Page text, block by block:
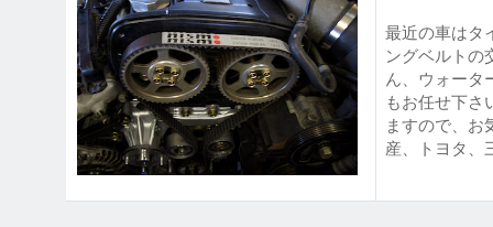
最近の車はタ
ングベルトの
ん、ウォータ
もお任せ下さ
ますので、お
産、トヨタ、